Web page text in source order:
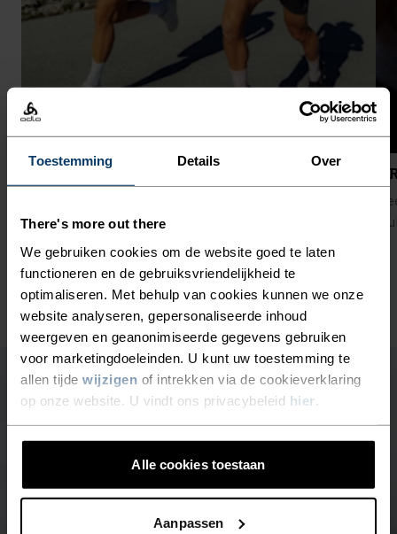
Toestemming Details Over
There's more out there
We gebruiken cookies om de website goed te laten
functioneren en de gebruiksvriendelijkheid te
optimaliseren. Met behulp van cookies kunnen we onze
website analyseren, gepersonaliseerde inhoud
weergeven en geanonimiseerde gegevens gebruiken
voor marketingdoeleinden. U kunt uw toestemming te
allen tijde wijzigen of intrekken via de cookieverklaring
op onze website. U vindt ons privacybeleid hier
Alle cookies toestaan
Aanpassen
ALS EERSTE TOEGANG TOT DE SALE
eerste.*